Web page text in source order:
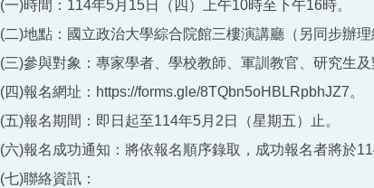
(一)時間：114年5月15日（四）上午10時至下午16時。
(二)地點：國立政治大學綜合院館三樓演講廳（另同步辦理
(三)參與對象：專家學者、學校教師、軍訓教官、研究生
(四)報名網址：https://forms.gle/8TQbn5oHBLRpbhJZ7。
(五)報名期間：即日起至114年5月2日（星期五）止。
(六)報名成功通知：將依報名順序錄取，成功報名者將於
(七)聯絡資訊：